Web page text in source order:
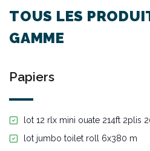
TOUS LES
GAMME
Papiers
lot 12 rlx mini ouate 214ft 2plis
lot jumbo toilet roll 6x380 m